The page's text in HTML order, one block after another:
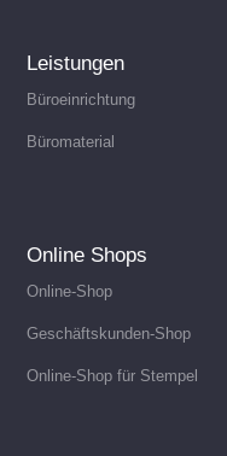
Leistungen
Büroeinrichtung
Büromaterial
Online Shops
Online-Shop
Geschäftskunden-Shop
Online-Shop für Stempel